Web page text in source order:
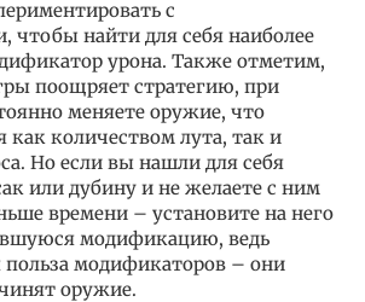
с
чтобы найти для себя наиболее
урона. Также отметим,
поощряет стратегию, при
меняете оружие, что
как количеством лута, так и
Но если вы нашли для себя
или дубину и не желаете с ним
времени – установите на него
модификацию, ведь
польза модификаторов – они
оружие.